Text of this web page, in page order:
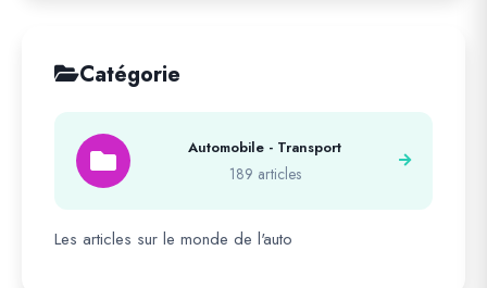
Catégorie
Automobile - Transport
189 articles
Les articles sur le monde de l'auto